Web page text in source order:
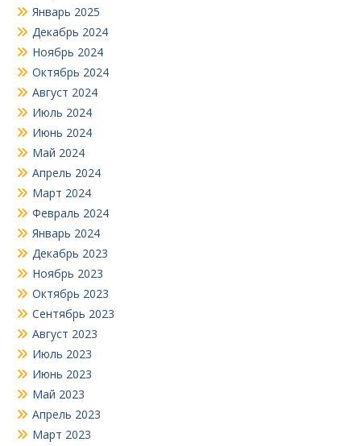
Январь 2025
Декабрь 2024
Ноябрь 2024
Октябрь 2024
Август 2024
Июль 2024
Июнь 2024
Май 2024
Апрель 2024
Март 2024
Февраль 2024
Январь 2024
Декабрь 2023
Ноябрь 2023
Октябрь 2023
Сентябрь 2023
Август 2023
Июль 2023
Июнь 2023
Май 2023
Апрель 2023
Март 2023